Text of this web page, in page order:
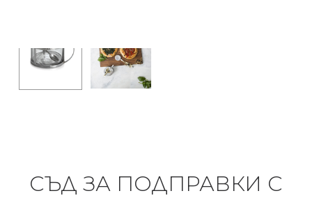
СЪД ЗА ПОДПРАВКИ С